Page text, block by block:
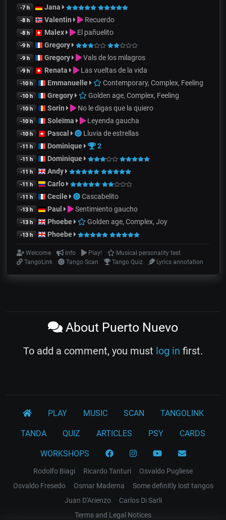
-7 h Jana
-8 h Valentin Recuerdo
-8 h Malex El pañuelito
-9 h Gregory
-9 h Gregory Vals de los milagros
-9 h Renata Las vueltas de la vida
-10 h Emmanuelle Contemporary, Complex, Feeling
-10 h Gregory Golden age, Complex, Feeling
-10 h Sorin No le digas que la quiero
-10 h Soleïma Leyenda gaucha
-10 h Pascal Lluvia de estrellas
-11 h Dominique 2
-11 h Dominique
-11 h Andy
-11 h Carlo
-11 h Cecile Cascabelito
-13 h Paul Sentimiento gaucho
-13 h Phoebe Golden age, Complex, Joy
-13 h Phoebe
Welcome Info Play!
Musical personality test
TangoLink
Tango Scan Tango Quiz Lyrics annotation
About Puerto Nuevo
To add a comment, you must log in first.
PLAY MUSIC SCAN TANGOLINK
TANDA QUIZ ARTICLES PSY CARDS
WORKSHOPS
Rodolfo Biagi Ricardo Tanturi
Osvaldo Pugliese
Osvaldo Fresedo
Osmar Maderna
Some definitly lost tangos
Juan D'Arienzo
Carlos Di Sarli
Terms and Legal Notices